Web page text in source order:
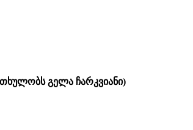
გელა ჩარკვიანი)